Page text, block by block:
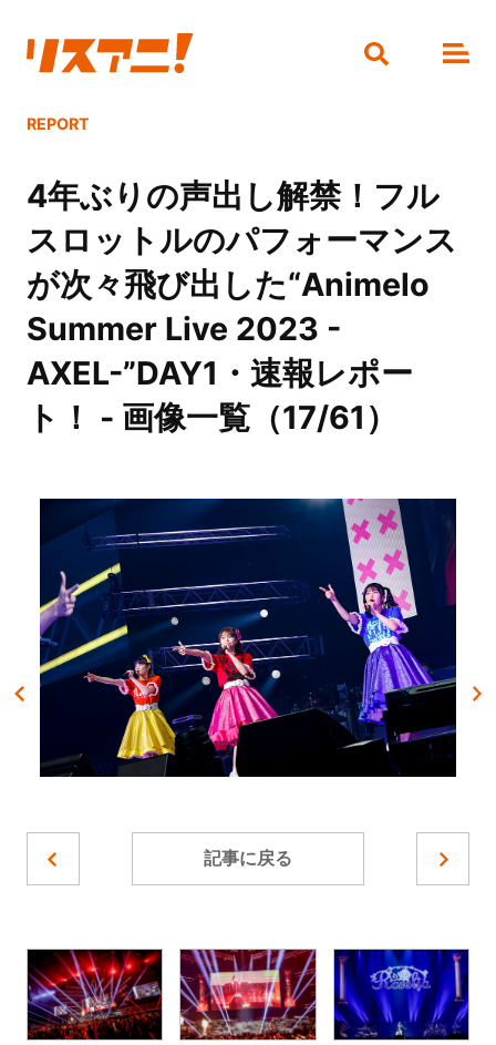
REPORT
4年ぶりの声出し解禁！フル
スロットルのパフォーマンス
が次々飛び出した“Animelo
Summer Live 2023 -
AXEL-”DAY1・速報レポー
ト！ - 画像一覧（17/61）
記事に戻る